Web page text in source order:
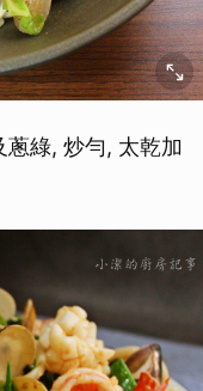
綠, 炒勻, 太乾加